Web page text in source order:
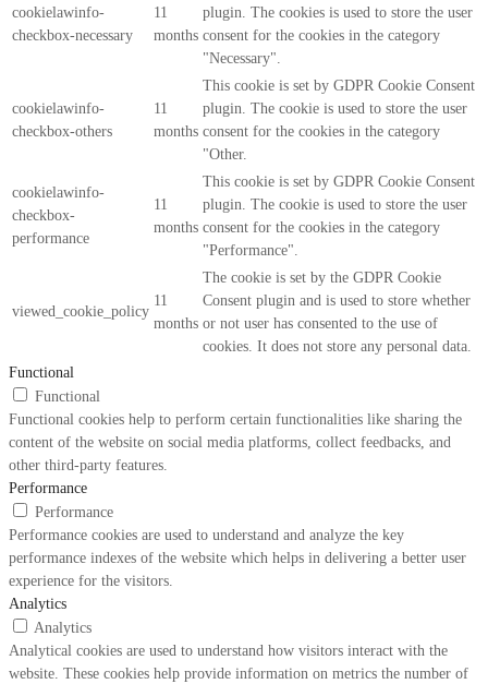
cookielawinfo-
checkbox-necessary
11
months
plugin. The cookies is used to store the user
consent for the cookies in the category
"Necessary".
cookielawinfo-
checkbox-others
11
months
This cookie is set by GDPR Cookie Consent
plugin. The cookie is used to store the user
consent for the cookies in the category
"Other.
cookielawinfo-
checkbox-
performance
11
months
This cookie is set by GDPR Cookie Consent
plugin. The cookie is used to store the user
consent for the cookies in the category
"Performance".
viewed_cookie_policy
11
months
The cookie is set by the GDPR Cookie
Consent plugin and is used to store whether
or not user has consented to the use of
cookies. It does not store any personal data.
Functional
Functional
Functional cookies help to perform certain functionalities like sharing the
content of the website on social media platforms, collect feedbacks, and
other third-party features.
Performance
Performance
Performance cookies are used to understand and analyze the key
performance indexes of the website which helps in delivering a better user
experience for the visitors.
Analytics
Analytics
Analytical cookies are used to understand how visitors interact with the
website. These cookies help provide information on metrics the number of